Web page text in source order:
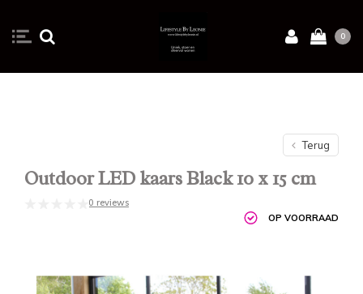
0
Terug
Outdoor LED kaars Black 10 x 15 cm
0 reviews
OP VOORRAAD